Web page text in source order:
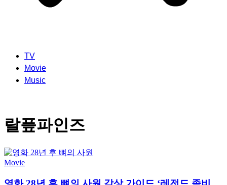
TV
Movie
Music
랄픞파인즈
Movie